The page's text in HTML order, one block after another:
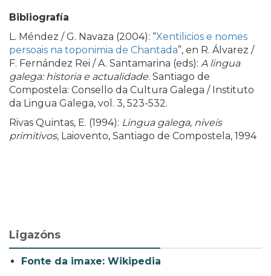
Bibliografía
L. Méndez / G. Navaza (2004): “Xentilicios e nomes
persoais na toponimia de Chantada”, en R. Álvarez /
F. Fernández Rei / A. Santamarina (eds): A lingua
galega: historia e actualidade. Santiago de
Compostela: Consello da Cultura Galega / Instituto
da Lingua Galega, vol. 3, 523-532.
Rivas Quintas, E. (1994): Lingua galega, niveis
primitivos, Laiovento, Santiago de Compostela, 1994
Ligazóns
Fonte da imaxe: Wikipedia